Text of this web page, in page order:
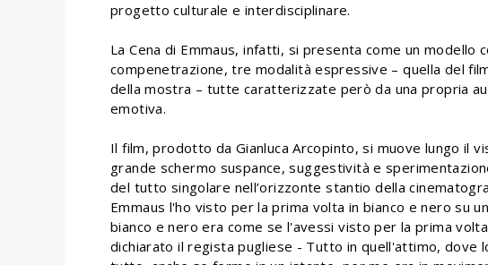
progetto culturale e interdisciplinare.
La Cena di Emmaus, infatti, si presenta come un modello
compenetrazione, tre modalità espressive – quella del
della mostra – tutte caratterizzate però da una propria
emotiva.
Il film, prodotto da Gianluca Arcopinto, si muove lungo il
grande schermo suspance, suggestività e
del tutto singolare nell’orizzonte stantio della
Emmaus l'ho visto per la prima volta in bianco e nero su
bianco e nero era come se l'avessi visto per la prima
dichiarato il regista pugliese - Tutto in quell'attimo, dove